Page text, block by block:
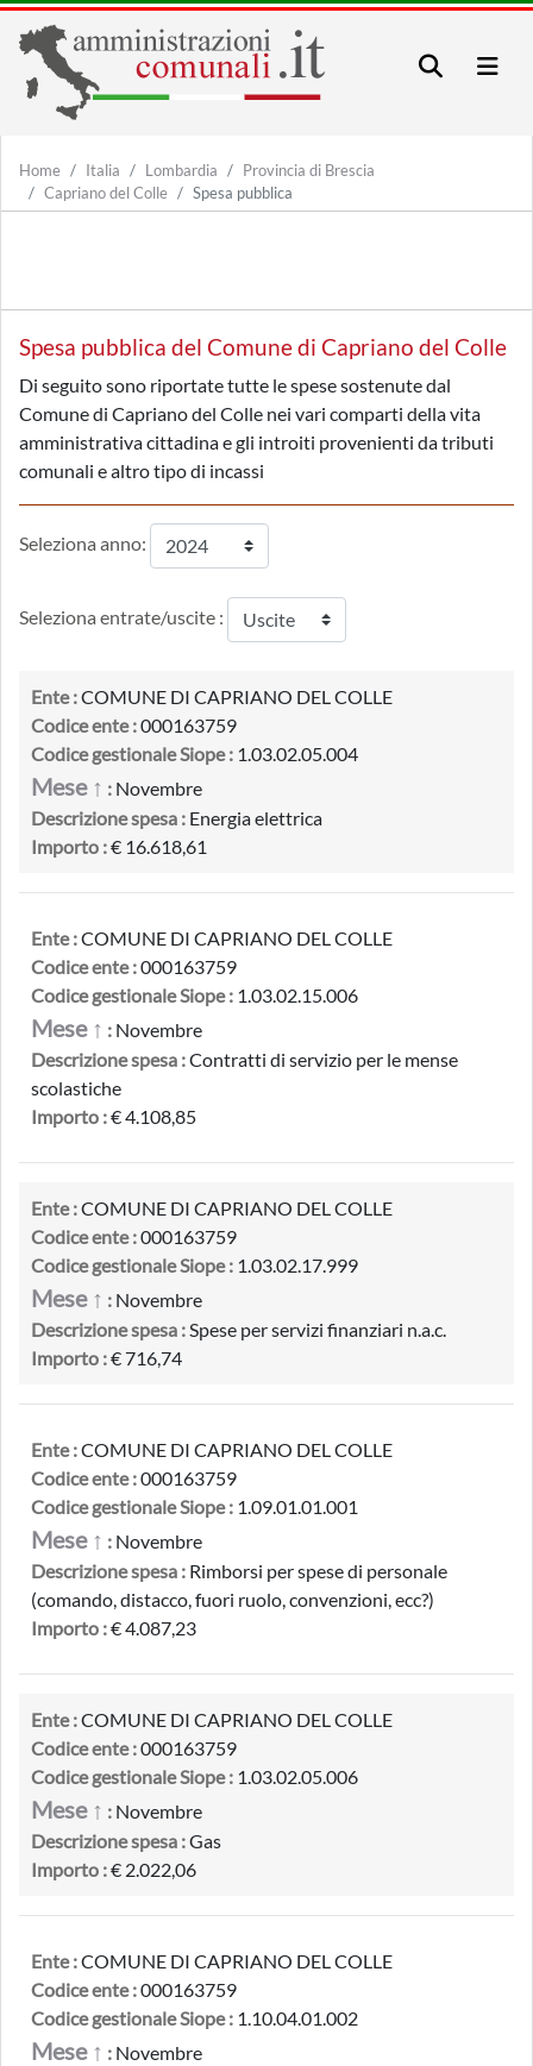
Home Italia Lombardia
Provincia di Brescia
Capriano del Colle
Spesa pubblica
Spesa pubblica del Comune di Capriano del Colle
Di seguito sono riportate tutte le spese sostenute dal
Comune di Capriano del Colle nei vari comparti della vita
amministrativa cittadina e gli introiti provenienti da tributi
comunali e altro tipo di incassi
Seleziona anno:
Seleziona entrate/uscite :
Ente :COMUNE DI CAPRIANO DEL COLLE
Codice ente :000163759
Codice gestionale Siope : 1.03.02.05.004
Mese ↑ : Novembre
Descrizione spesa : Energia elettrica
Importo :€ 16.618,61
Ente :COMUNE DI CAPRIANO DEL COLLE
Codice ente :000163759
Codice gestionale Siope : 1.03.02.15.006
Mese ↑ : Novembre
Descrizione spesa :Contratti di servizio per le mense
scolastiche
Importo :€ 4.108,85
Ente :COMUNE DI CAPRIANO DEL COLLE
Codice ente :000163759
Codice gestionale Siope : 1.03.02.17.999
Mese ↑ : Novembre
Descrizione spesa :Spese per servizi finanziari n.a.c.
Importo :€ 716,74
Ente :COMUNE DI CAPRIANO DEL COLLE
Codice ente :000163759
Codice gestionale Siope : 1.09.01.01.001
Mese ↑ : Novembre
Descrizione spesa : Rimborsi per spese di personale
(comando, distacco, fuori ruolo, convenzioni, ecc?)
Importo :€ 4.087,23
Ente :COMUNE DI CAPRIANO DEL COLLE
Codice ente :000163759
Codice gestionale Siope : 1.03.02.05.006
Mese ↑ : Novembre
Descrizione spesa :Gas
Importo :€ 2.022,06
Ente :COMUNE DI CAPRIANO DEL COLLE
Codice ente :000163759
Codice gestionale Siope : 1.10.04.01.002
Mese ↑ : Novembre